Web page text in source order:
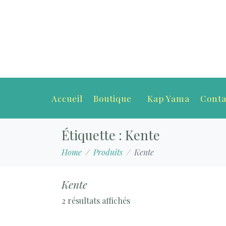
Accueil Boutique Kap Yama
Étiquette : Kente
Home Produits Kente
Kente
2 résultats affichés